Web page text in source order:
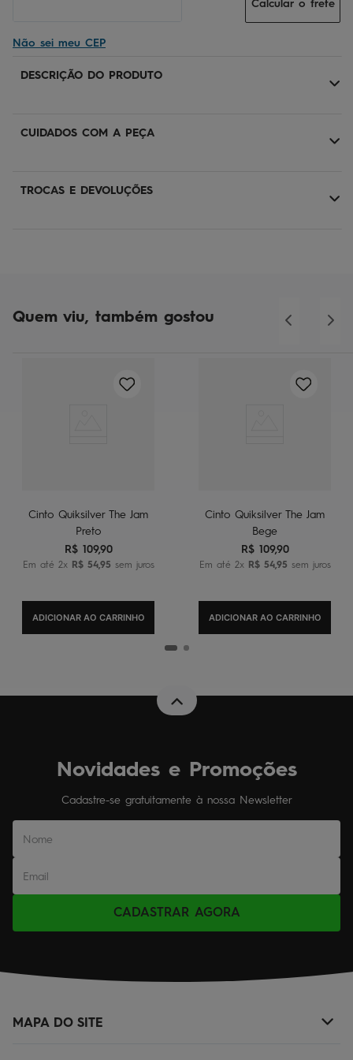
Não sei meu CEP
Calcular o frete
DESCRIÇÃO DO PRODUTO
CUIDADOS COM A PEÇA
TROCAS E DEVOLUÇÕES
Quem viu, também gostou
Cinto Quiksilver The Jam
Preto
R$ 109,90
Em até 2x R$ 54,95 sem juros
ADICIONAR AO CARRINHO
Cinto Quiksilver The Jam
Bege
R$ 109,90
Em até 2x R$ 54,95 sem juros
ADICIONAR AO CARRINHO
Novidades e Promoções
Cadastre-se gratuitamente à nossa Newsletter
CADASTRAR AGORA
MAPA DO SITE